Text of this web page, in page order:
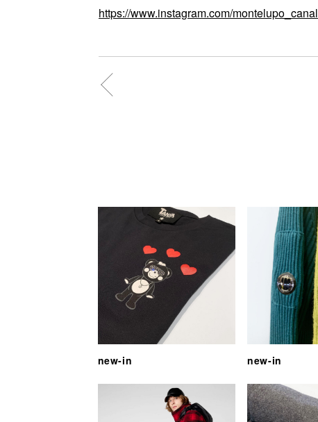
https://www.instagram.com/montelupo_canal
new-in new-in